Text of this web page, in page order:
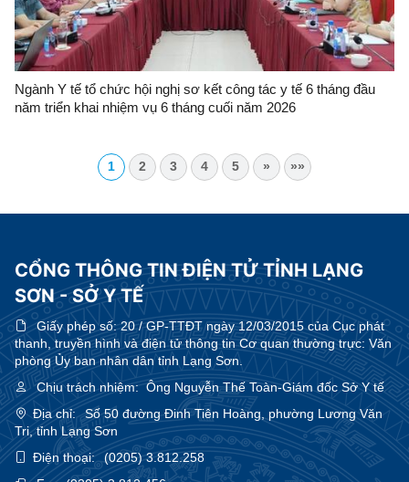
Ngành Y tế tổ chức hội nghị sơ kết công tác y tế 6 tháng đầu
năm triển khai nhiệm vụ 6 tháng cuối năm 2026
1 2 3 4 5 » »»
CỔNG THÔNG TIN ĐIỆN TỬ TỈNH LẠNG
SƠN - SỞ Y TẾ
Giấy phép số:20 / GP-TTĐT ngày 12/03/2015 của Cục phát
thanh, truyền hình và điện tử thông tin Cơ quan thường trực: Văn
phòng Ủy ban nhân dân tỉnh Lạng Sơn.
Chịu trách nhiệm:Ông Nguyễn Thế Toàn-Giám đốc Sở Y tế
Địa chỉ:
Số 50 đường Đinh Tiên Hoàng, phường Lương Văn
Tri, tỉnh Lạng Sơn
Điện thoại:
(0205) 3.812.258